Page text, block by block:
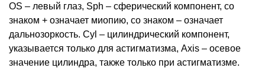
OS – левый глаз, Sph – сферический компонент, со
знаком + означает миопию, со знаком – означает
дальнозоркость. Cyl – цилиндрический компонент,
указывается только для астигматизма, Axis – осевое
значение цилиндра, также только при астигматизме.